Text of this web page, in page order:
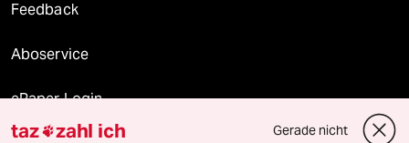
Feedback
Aboservice
ePaper Login
taz zahl ich Gerade nicht